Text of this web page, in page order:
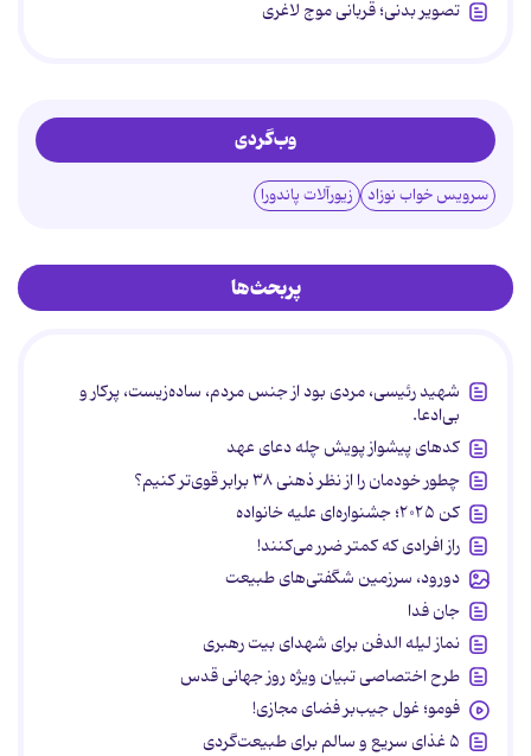
تصویر بدنی؛ قربانی موج لاغری
وب‌گردی
سرویس خواب نوزاد زیورآلات پاندورا
پربحث‌ها
شهید رئیسی، مردی بود از جنس مردم، ساده‌زیست، پرکار و
بی‌ادعا.
کدهای پیشواز پویش چله دعای عهد
چطور خودمان را از نظر ذهنی ۳۸ برابر قوی‌تر کنیم؟
کن ۲۰۲۵؛ جشنواره‌ای علیه خانواده
راز افرادی که کمتر ضرر می‌کنند!
دورود، سرزمین شگفتی‌های طبیعت
جان فدا
نماز لیله الدفن برای شهدای بیت رهبری
طرح اختصاصی تبیان ویژه روز جهانی قدس
فومو؛ غول جیب‌بر فضای مجازی!
۵ غذای سریع و سالم برای طبیعت‌گردی